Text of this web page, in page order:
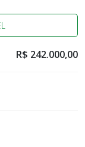
R$ 242.000,00